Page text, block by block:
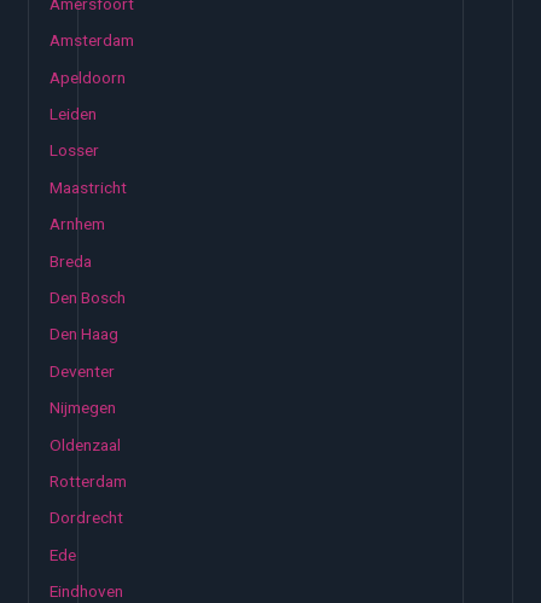
Amsterdam
Apeldoorn
Leiden
Losser
Maastricht
Arnhem
Breda
Den Bosch
Den Haag
Deventer
Nijmegen
Oldenzaal
Rotterdam
Dordrecht
Ede
Eindhoven